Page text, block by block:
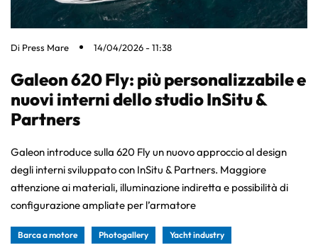
Di Press Mare 14/04/2026 - 11:38
Galeon 620 Fly: più personalizzabile e
nuovi interni dello studio InSitu &
Partners
Galeon introduce sulla 620 Fly un nuovo approccio al design
degli interni sviluppato con InSitu & Partners. Maggiore
attenzione ai materiali, illuminazione indiretta e possibilità di
configurazione ampliate per l’armatore
Barca a motore Photogallery Yacht industry